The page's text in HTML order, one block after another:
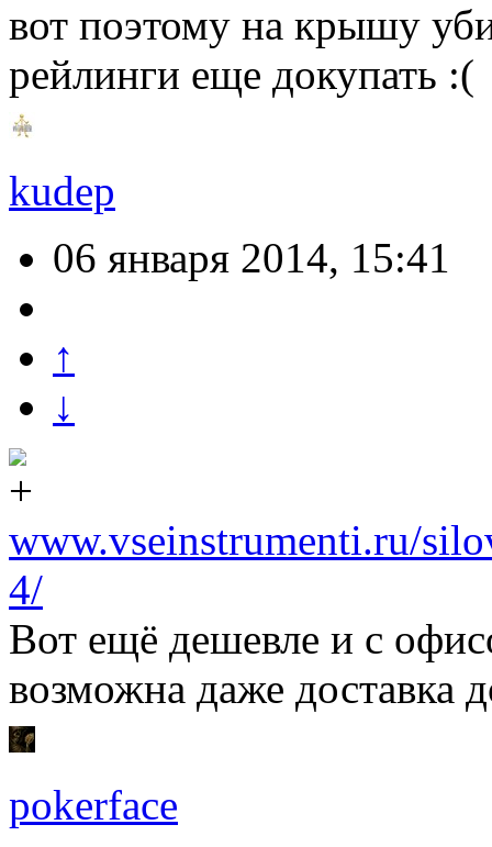
вот поэтому на крышу
рейлинги еще докупать :(
kudep
06 января 2014, 15:41
↑
↓
www.vseinstrumenti.ru/
4/
Вот ещё дешевле и с
возможна даже доставка
pokerface